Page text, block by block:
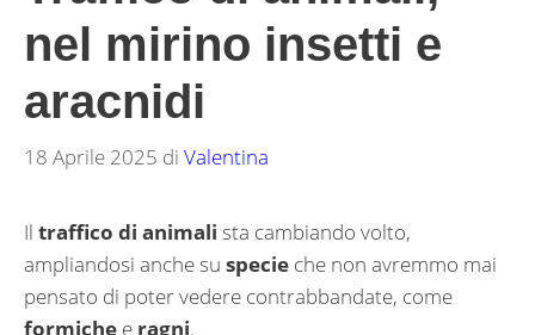
nel mirino insetti e
aracnidi
18 Aprile 2025 di Valentina
Il traffico di animali sta cambiando volto,
ampliandosi anche su specie che non avremmo mai
pensato di poter vedere contrabbandate, come
formiche e ragni.